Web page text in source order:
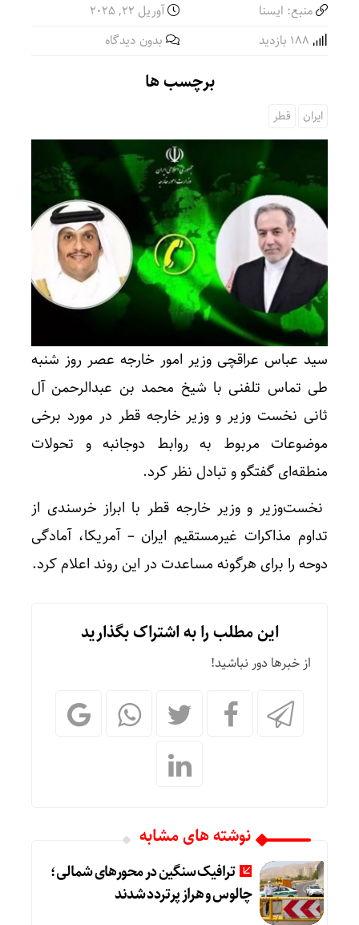
منبع: ایسنا
آوریل 22, 2025
بدون دیدگاه
برچسب ها
ایران قطر
سید عباس عراقچی وزیر امور خارجه عصر روز شنبه
طی تماس تلفنی با شیخ محمد بن عبدالرحمن آل
ثانی نخست وزیر و وزیر خارجه قطر در مورد برخی
موضوعات مربوط به روابط دوجانبه و تحولات
منطقه‌ای گفتگو و تبادل نظر کرد.
نخست‌وزیر و وزیر خارجه قطر با ابراز خرسندی از
تداوم مذاکرات غیرمستقیم ایران – آمریکا، آمادگی
دوحه را برای هرگونه مساعدت در این روند اعلام کرد.
این مطلب را به اشتراک بگذارید
از خبرها دور نباشید!
نوشته های مشابه
ترافیک سنگین در محورهای شمالی؛
چالوس و هراز پرتردد شدند